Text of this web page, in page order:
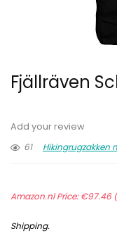
Fjällräven
Add your review
61
Hikingrugzakken
Amazon.nl Price:€97.46
Shipping.